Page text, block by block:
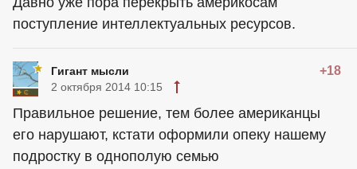
поступление интеллектуальных ресурсов.
Гигант мысли +18
2 октября 2014 10:15
Правильное решение, тем более американцы
его нарушают, кстати оформили опеку нашему
подростку в однополую семью